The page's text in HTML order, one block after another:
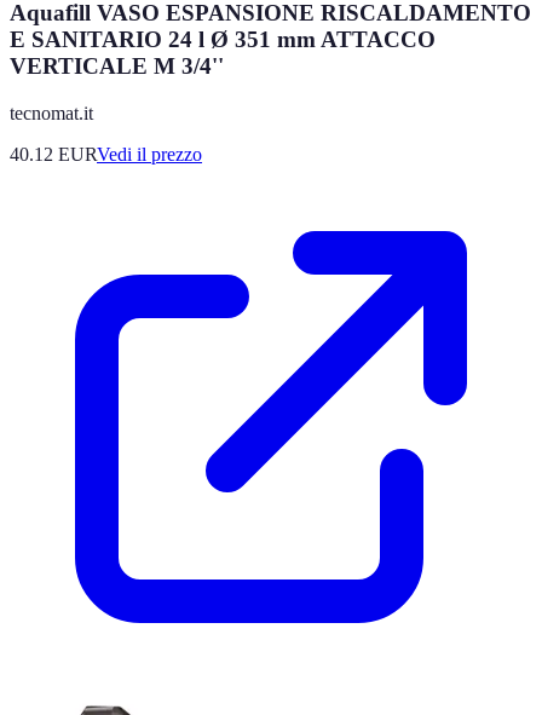
Aquafill VASO ESPANSIONE RISCALDAMENTO
E SANITARIO 24 l Ø 351 mm ATTACCO
VERTICALE M 3/4''
tecnomat.it
40.12 EURVedi il prezzo